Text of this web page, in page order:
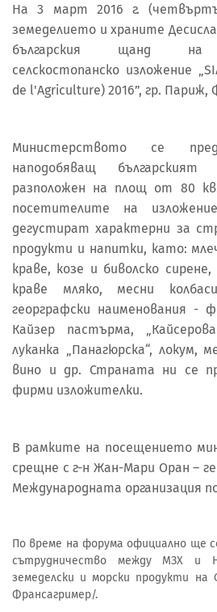
На 3 март 2016 г.
земеделието и храните
българския щанд на
селскостопанско изложение
de l'Agriculture) 2016”, гр. Париж,
Министерството се
наподобяващ
разположен на площ от 80
посетителите на
дегустират характерни за
продукти и напитки, като:
краве, козе и биволско
краве мляко, месни
георграфски наименования -
Кайзер пастърма,
луканка „Панагюрска“, локум,
вино и др. Страната ни се
фирми изложителки.
В рамките на посещението
срещне с г-н Жан-Мари Оран –
Международната организация
По време на форума официално ще
сътрудничество между МЗХ и
земеделски и морски продукти на
Франсагример/.